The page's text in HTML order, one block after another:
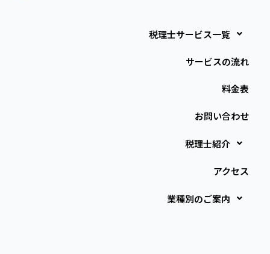
税理士サービス一覧
サービスの流れ
料金表
お問い合わせ
税理士紹介
アクセス
業種別のご案内